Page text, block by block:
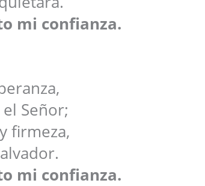
mi confianza.
Señor;
firmeza,
mi confianza.